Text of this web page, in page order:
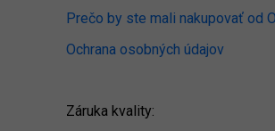
Prečo by ste mali nakupovať od
Ochrana osobných údajov
Záruka kvality: